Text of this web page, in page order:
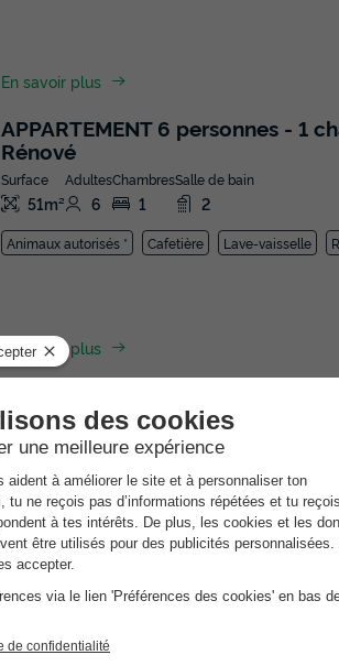
En savoir plus
APPARTEMENT 6 personnes - 1
Rénové
Surface
51m²
Adultes
6
Chambres
1
Salle de bain
2
Animaux autorisés * Cafetière Lave-vaisselle
En savoir plus
APPARTEMENT 6 personnes - 1
Surface
51m²
Adultes
6
Chambres
1
Salle de bain
1
Accès wifi Animaux autorisés * Cafetière